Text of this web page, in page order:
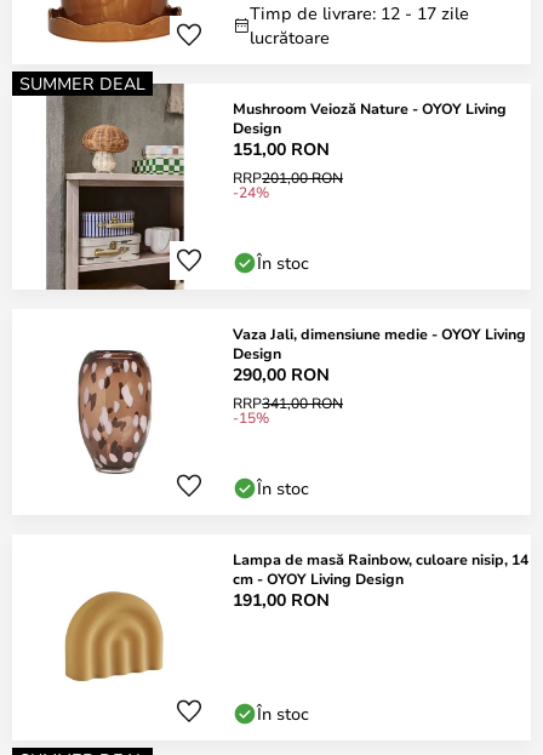
Timp de livrare: 12 - 17 zile
lucrătoare
SUMMER DEAL
Mushroom Veioză Nature - OYOY Living
Design
151,00 RON
RRP201,00 RON
-24%
În stoc
Vaza Jali, dimensiune medie - OYOY Living
Design
290,00 RON
RRP341,00 RON
-15%
În stoc
Lampa de masă Rainbow, culoare nisip, 14
cm - OYOY Living Design
191,00 RON
În stoc